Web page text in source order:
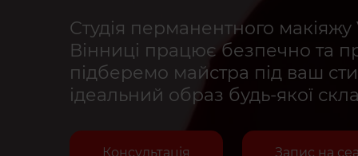
Студія перманентного макіяжу
Вінниці працює безпечно та
підберемо майстра під ваш
ідеальний образ будь-якої
Консультація Запис на